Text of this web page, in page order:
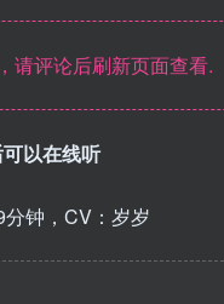
评论后刷新页面查看.
以在线听
钟，CV：岁岁